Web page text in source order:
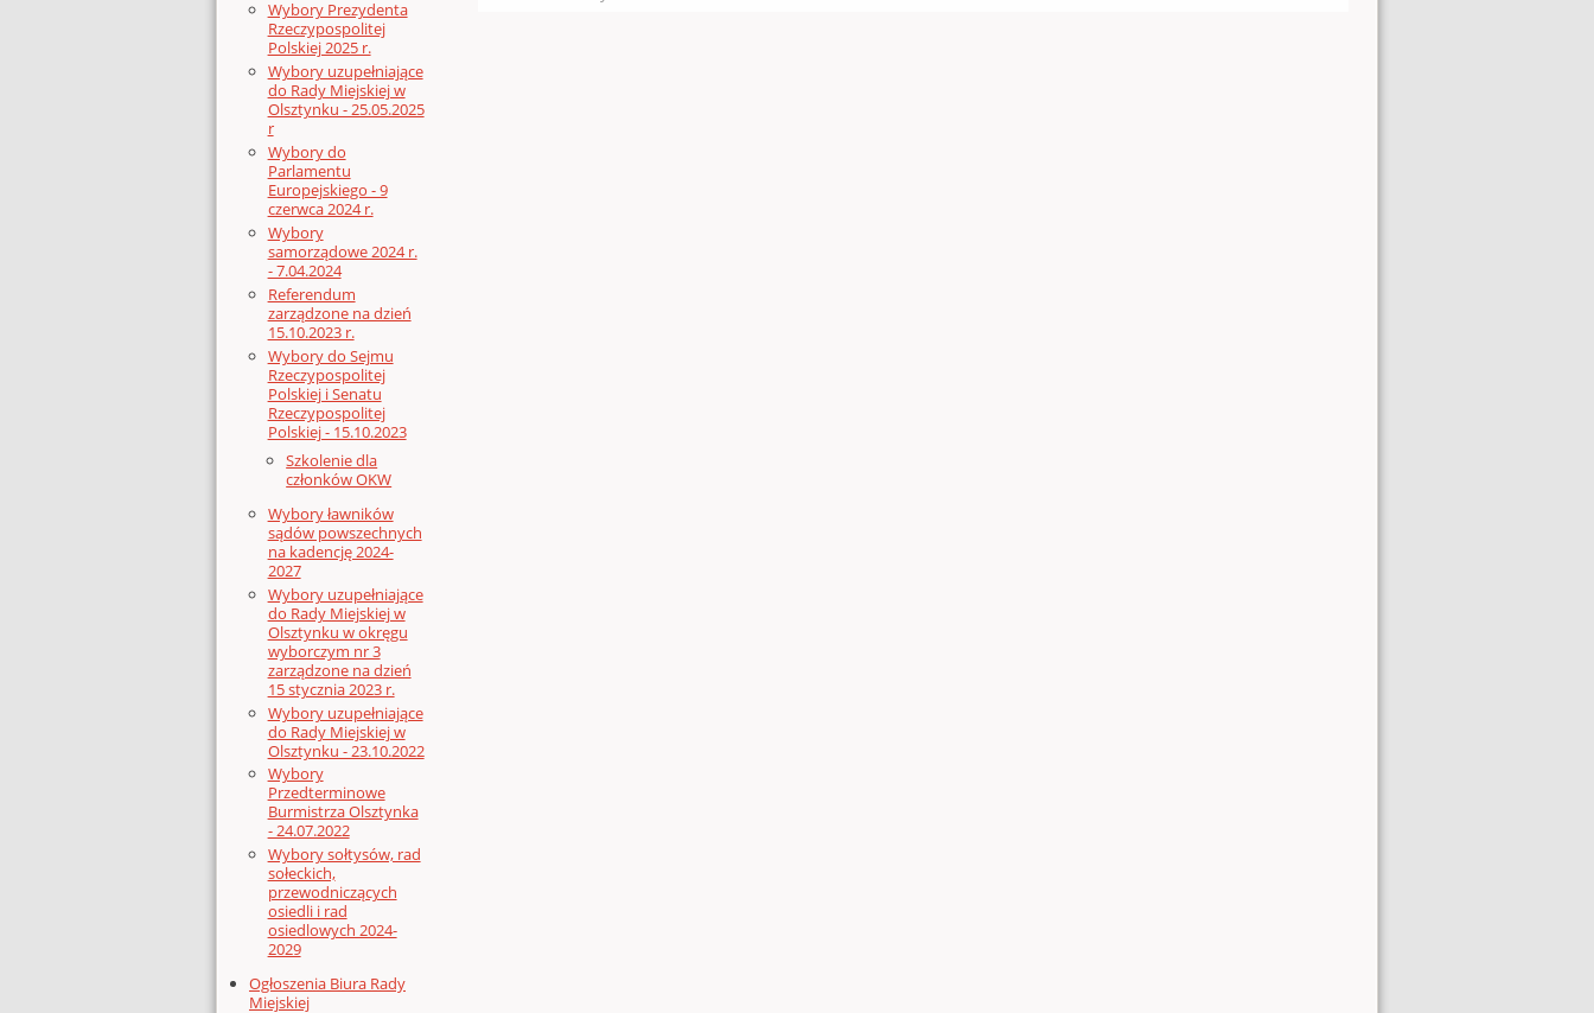
Wybory Prezydenta
Rzeczypospolitej
Polskiej 2025 r.
Wybory uzupełniające
do Rady Miejskiej w
Olsztynku - 25.05.2025
r
Wybory do
Parlamentu
Europejskiego - 9
czerwca 2024 r.
Wybory
samorządowe 2024 r.
- 7.04.2024
Referendum
zarządzone na dzień
15.10.2023 r.
Wybory do Sejmu
Rzeczypospolitej
Polskiej i Senatu
Rzeczypospolitej
Polskiej - 15.10.2023
Szkolenie dla
członków OKW
Wybory ławników
sądów powszechnych
na kadencję 2024-
2027
Wybory uzupełniające
do Rady Miejskiej w
Olsztynku w okręgu
wyborczym nr 3
zarządzone na dzień
15 stycznia 2023 r.
Wybory uzupełniające
do Rady Miejskiej w
Olsztynku - 23.10.2022
Wybory
Przedterminowe
Burmistrza Olsztynka
- 24.07.2022
Wybory sołtysów, rad
sołeckich,
przewodniczących
osiedli i rad
osiedlowych 2024-
2029
Ogłoszenia Biura Rady
Miejskiej